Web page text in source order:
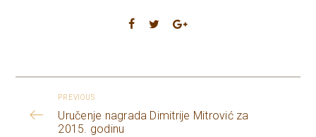
PREVIOUS
Uručenje nagrada Dimitrije Mitrović za
2015. godinu